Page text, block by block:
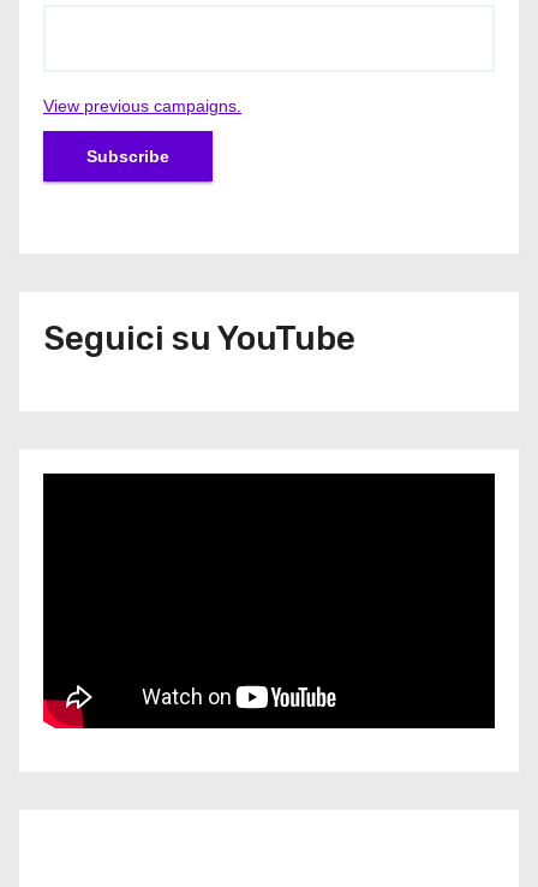
View previous campaigns.
Seguici su YouTube